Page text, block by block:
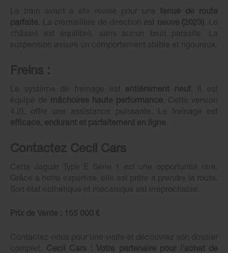
Le train avant a été révisé pour une tenue de route
parfaite . La crémaillère de direction est neuve (2023) . Le
châssis est équilibré, sans aucun bruit parasite. La
suspension assure un comportement stable et rigoureux.
Freins :
Le système de freinage est entièrement neuf. Il est
équipé de mâchoires haute performance . Cette version
4.2L offre une assistance puissante. Le freinage est
efficace, endurant et parfaitement en ligne
Contactez Cecil Cars
Cette Jaguar Type E Série 1 est une opportunité rare.
Grâce à notre expertise, elle est prête à prendre la route.
Son état esthétique et mécanique est irréprochable.
Prix de Vente : 155 000 €
Contactez-nous pour une visite et découvrez son dossier
complet. Cecil Cars : Votre partenaire pour l'achat de